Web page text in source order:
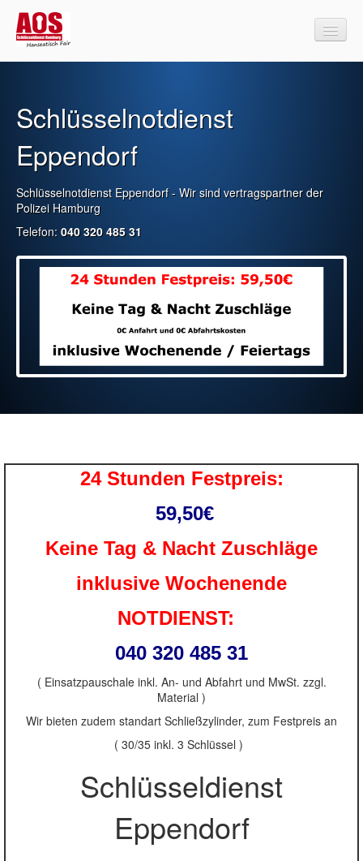
Schlüsselnotdienst Eppendorf
Schlüsselnotdienst
Eppendorf
Schlüsselnotdienst Eppendorf - Wir sind vertragspartner der
Polizei Hamburg
Telefon: 040 320 485 31
24 Stunden Festpreis:
59,50€
Keine Tag & Nacht Zuschläge
inklusive Wochenende
NOTDIENST:
040 320 485 31
( Einsatzpauschale inkl. An- und Abfahrt und MwSt. zzgl.
Material )
Wir bieten zudem standart Schließzylinder, zum Festpreis an
( 30/35 inkl. 3 Schlüssel )
Schlüsseldienst
Eppendorf